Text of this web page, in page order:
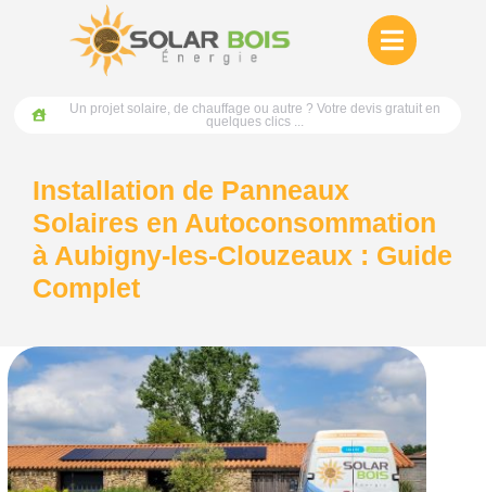
Un projet solaire, de chauffage ou autre ? Votre devis gratuit en
quelques clics ...
Installation de Panneaux
Solaires en Autoconsommation
à Aubigny-les-Clouzeaux : Guide
Complet